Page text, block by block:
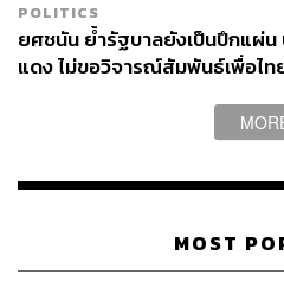
POLITICS
ยศชนัน ย้ำรัฐบาลยังเป็นปึกแผ่น
แดง ไม่ขอวิจารณ์สัมพันธ์เพื่อไ
MOST